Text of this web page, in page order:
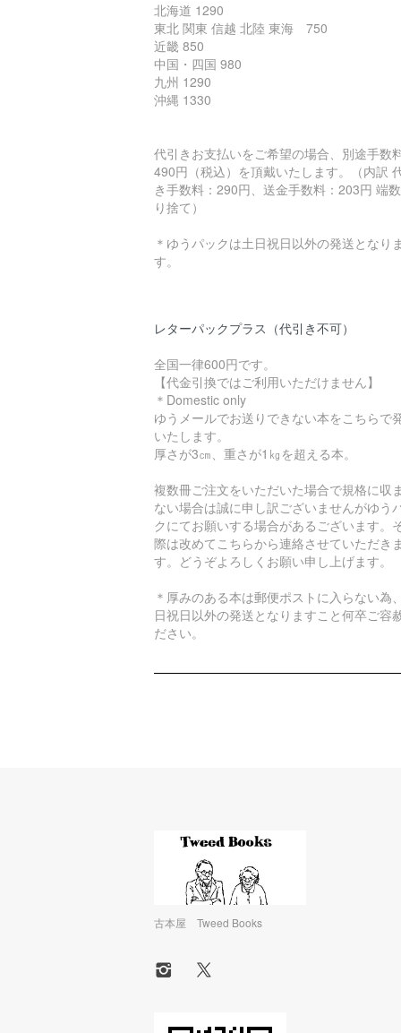
北海道 1290
東北 関東 信越 北陸 東海 750
近畿 850
中国・四国 980
九州 1290
沖縄 1330
代引きお支払いをご希望の場合、別途手数
490円（税込）を頂戴いたします。（内訳
き手数料：290円、送金手数料：203円 端
り捨て）
＊ゆうパックは土日祝日以外の発送となりま
す。
レターパックプラス（代引き不可）
全国一律600円です。
【代金引換ではご利用いただけません】
＊Domestic only
ゆうメールでお送りできない本をこちらで
いたします。
厚さが3㎝、重さが1㎏を超える本。
複数冊ご注文をいただいた場合で規格に収
ない場合は誠に申し訳ございませんがゆう
クにてお願いする場合があるございます。
際は改めてこちらから連絡させていただきま
す。どうぞよろしくお願い申し上げます。
＊厚みのある本は郵便ポストに入らない為
日祝日以外の発送となりますこと何卒ご容
ださい。
古本屋 Tweed Books